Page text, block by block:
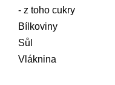
- z toho cukry
Bílkoviny
Sůl
Vláknina